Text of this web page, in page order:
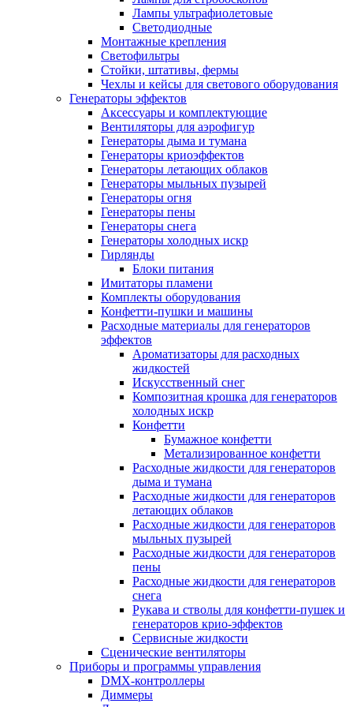
Лампы ультрафиолетовые
Светодиодные
Монтажные крепления
Светофильтры
Стойки, штативы, фермы
Чехлы и кейсы для светового оборудования
Генераторы эффектов
Аксессуары и комплектующие
Вентиляторы для аэрофигур
Генераторы дыма и тумана
Генераторы криоэффектов
Генераторы летающих облаков
Генераторы мыльных пузырей
Генераторы огня
Генераторы пены
Генераторы снега
Генераторы холодных искр
Гирлянды
Блоки питания
Имитаторы пламени
Комплекты оборудования
Конфетти-пушки и машины
Расходные материалы для генераторов
эффектов
Ароматизаторы для расходных
жидкостей
Искусственный снег
Композитная крошка для генераторов
холодных искр
Конфетти
Бумажное конфетти
Метализированное конфетти
Расходные жидкости для генераторов
дыма и тумана
Расходные жидкости для генераторов
летающих облаков
Расходные жидкости для генераторов
мыльных пузырей
Расходные жидкости для генераторов
пены
Расходные жидкости для генераторов
снега
Рукава и стволы для конфетти-пушек и
генераторов крио-эффектов
Сервисные жидкости
Сценические вентиляторы
Приборы и программы управления
DMX-контроллеры
Диммеры